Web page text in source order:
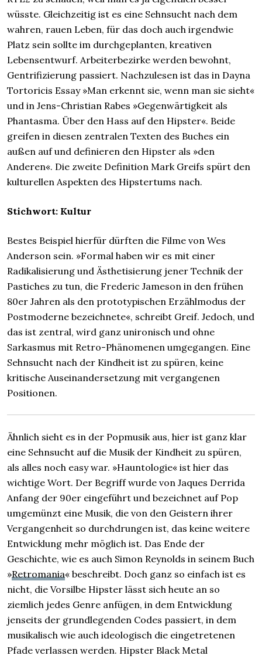
wüsste. Gleichzeitig ist es eine Sehnsucht nach dem
wahren, rauen Leben, für das doch auch irgendwie
Platz sein sollte im durchgeplanten, kreativen
Lebensentwurf. Arbeiterbezirke werden bewohnt,
Gentrifizierung passiert. Nachzulesen ist das in Dayna
Tortoricis Essay »Man erkennt sie, wenn man sie sieht«
und in Jens-Christian Rabes »Gegenwärtigkeit als
Phantasma. Über den Hass auf den Hipster«. Beide
greifen in diesen zentralen Texten des Buches ein
außen auf und definieren den Hipster als »den
Anderen«. Die zweite Definition Mark Greifs spürt den
kulturellen Aspekten des Hipstertums nach.
Stichwort: Kultur
Bestes Beispiel hierfür dürften die Filme von Wes
Anderson sein. »Formal haben wir es mit einer
Radikalisierung und Ästhetisierung jener Technik der
Pastiches zu tun, die Frederic Jameson in den frühen
80er Jahren als den prototypischen Erzählmodus der
Postmoderne bezeichnete«, schreibt Greif. Jedoch, und
das ist zentral, wird ganz unironisch und ohne
Sarkasmus mit Retro-Phänomenen umgegangen. Eine
Sehnsucht nach der Kindheit ist zu spüren, keine
kritische Auseinandersetzung mit vergangenen
Positionen.
Ähnlich sieht es in der Popmusik aus, hier ist ganz klar
eine Sehnsucht auf die Musik der Kindheit zu spüren,
als alles noch easy war. »Hauntologie« ist hier das
wichtige Wort. Der Begriff wurde von Jaques Derrida
Anfang der 90er eingeführt und bezeichnet auf Pop
umgemünzt eine Musik, die von den Geistern ihrer
Vergangenheit so durchdrungen ist, das keine weitere
Entwicklung mehr möglich ist. Das Ende der
Geschichte, wie es auch Simon Reynolds in seinem Buch
»Retromania« beschreibt. Doch ganz so einfach ist es
nicht, die Vorsilbe Hipster lässt sich heute an so
ziemlich jedes Genre anfügen, in dem Entwicklung
jenseits der grundlegenden Codes passiert, in dem
musikalisch wie auch ideologisch die eingetretenen
Pfade verlassen werden. Hipster Black Metal